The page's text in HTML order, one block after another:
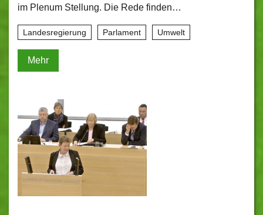
im Plenum Stellung. Die Rede finden…
Landesregierung Parlament Umwelt
Mehr